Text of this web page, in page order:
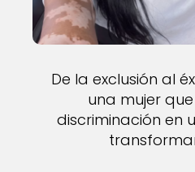
De la exclusión al
una mujer
discriminación en